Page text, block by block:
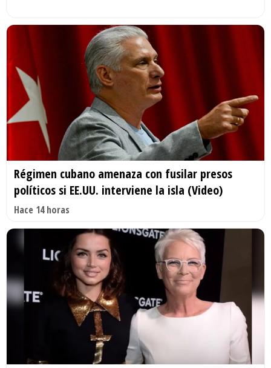
Régimen cubano amenaza con fusilar presos
políticos si EE.UU. interviene la isla (Video)
Hace 14 horas